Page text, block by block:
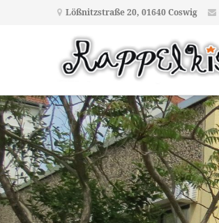
Lößnitzstraße 20, 01640 Coswig